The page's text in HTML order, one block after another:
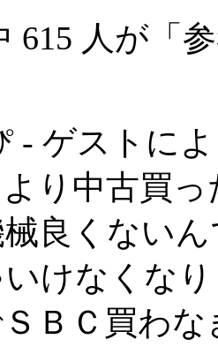
615 人が「
- ゲストに
り中古買
械良くない
けなくな
ＢＣ買わ